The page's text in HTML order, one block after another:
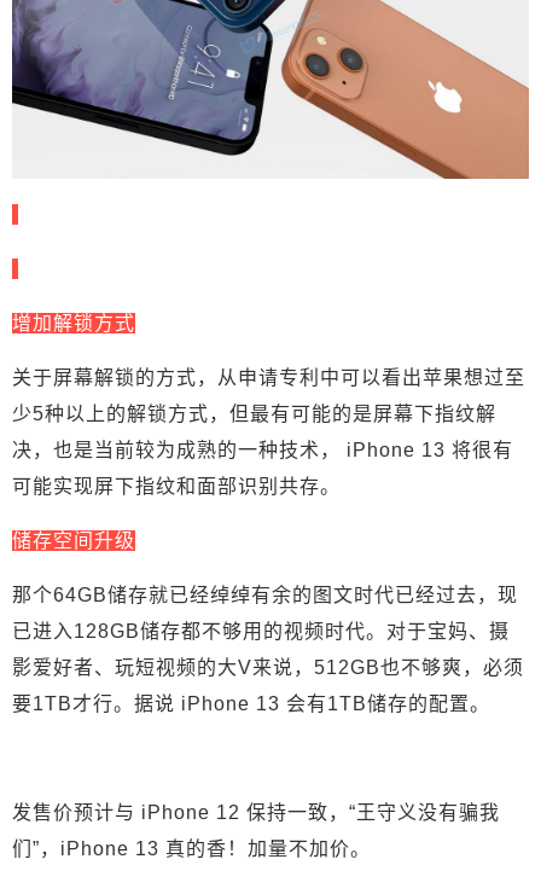
增加解锁方式
关于屏幕解锁的方式，从申请专利中可以看出苹果想过至
少5种以上的解锁方式，但最有可能的是屏幕下指纹解
决，也是当前较为成熟的一种技术， iPhone 13 将很有
可能实现屏下指纹和面部识别共存。
储存空间升级
那个64GB储存就已经绰绰有余的图文时代已经过去，现
已进入128GB储存都不够用的视频时代。对于宝妈、摄
影爱好者、玩短视频的大V来说，512GB也不够爽，必须
要1TB才行。据说 iPhone 13 会有1TB储存的配置。
发售价预计与 iPhone 12 保持一致，“王守义没有骗我
们 ”，iPhone 13 真的香！加量不加价。
给鹰视界打赏
10 元
付费内容
6位以上